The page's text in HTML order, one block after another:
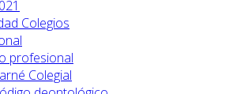
Colegios
profesional
Colegial